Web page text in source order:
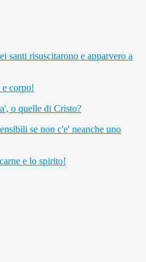
santi risuscitarono e apparvero a
corpo!
o quelle di Cristo?
se non c'e' neanche uno
e lo spirito!